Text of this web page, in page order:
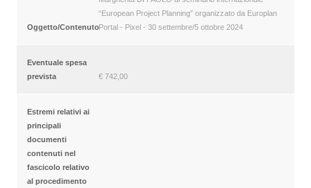
Oggetto/Contenuto
“European Project Planning” organizzato da Europlan
Portal - Pixel - 30 settembre/5 ottobre 2024
Eventuale spesa
prevista
€ 742,00
Estremi relativi ai
principali
documenti
contenuti nel
fascicolo relativo
al procedimento